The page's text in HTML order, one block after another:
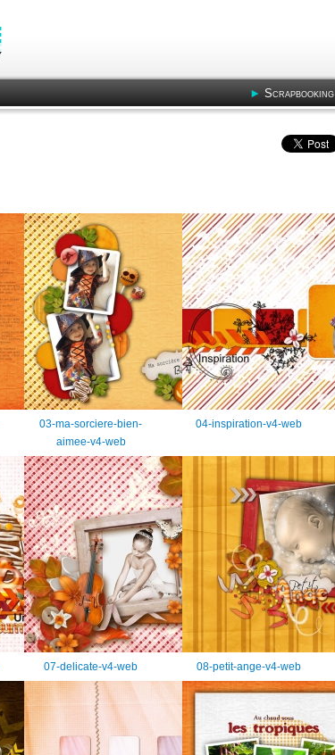
Scrapbooking
03-ma-sorciere-bien-
aimee-v4-web
04-inspiration-v4-web
07-delicate-v4-web 08-petit-ange-v4-web